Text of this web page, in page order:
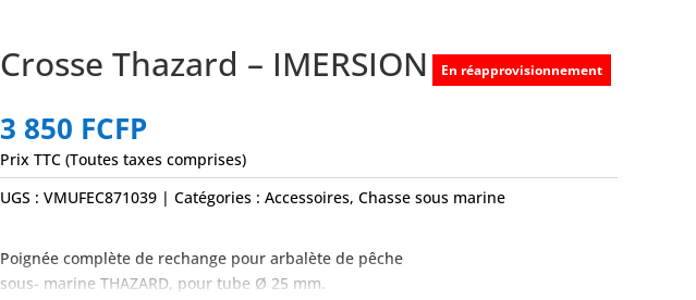
Crosse Thazard – IMERSION
3 850 FCFP
En réapprovisionnement
Prix TTC (Toutes taxes comprises)
UGS : VMUFEC871039 Catégories : Accessoires, Chasse sous marine
Poignée complète de rechange pour arbalète de pêche
sous- marine THAZARD, pour tube Ø 25 mm.